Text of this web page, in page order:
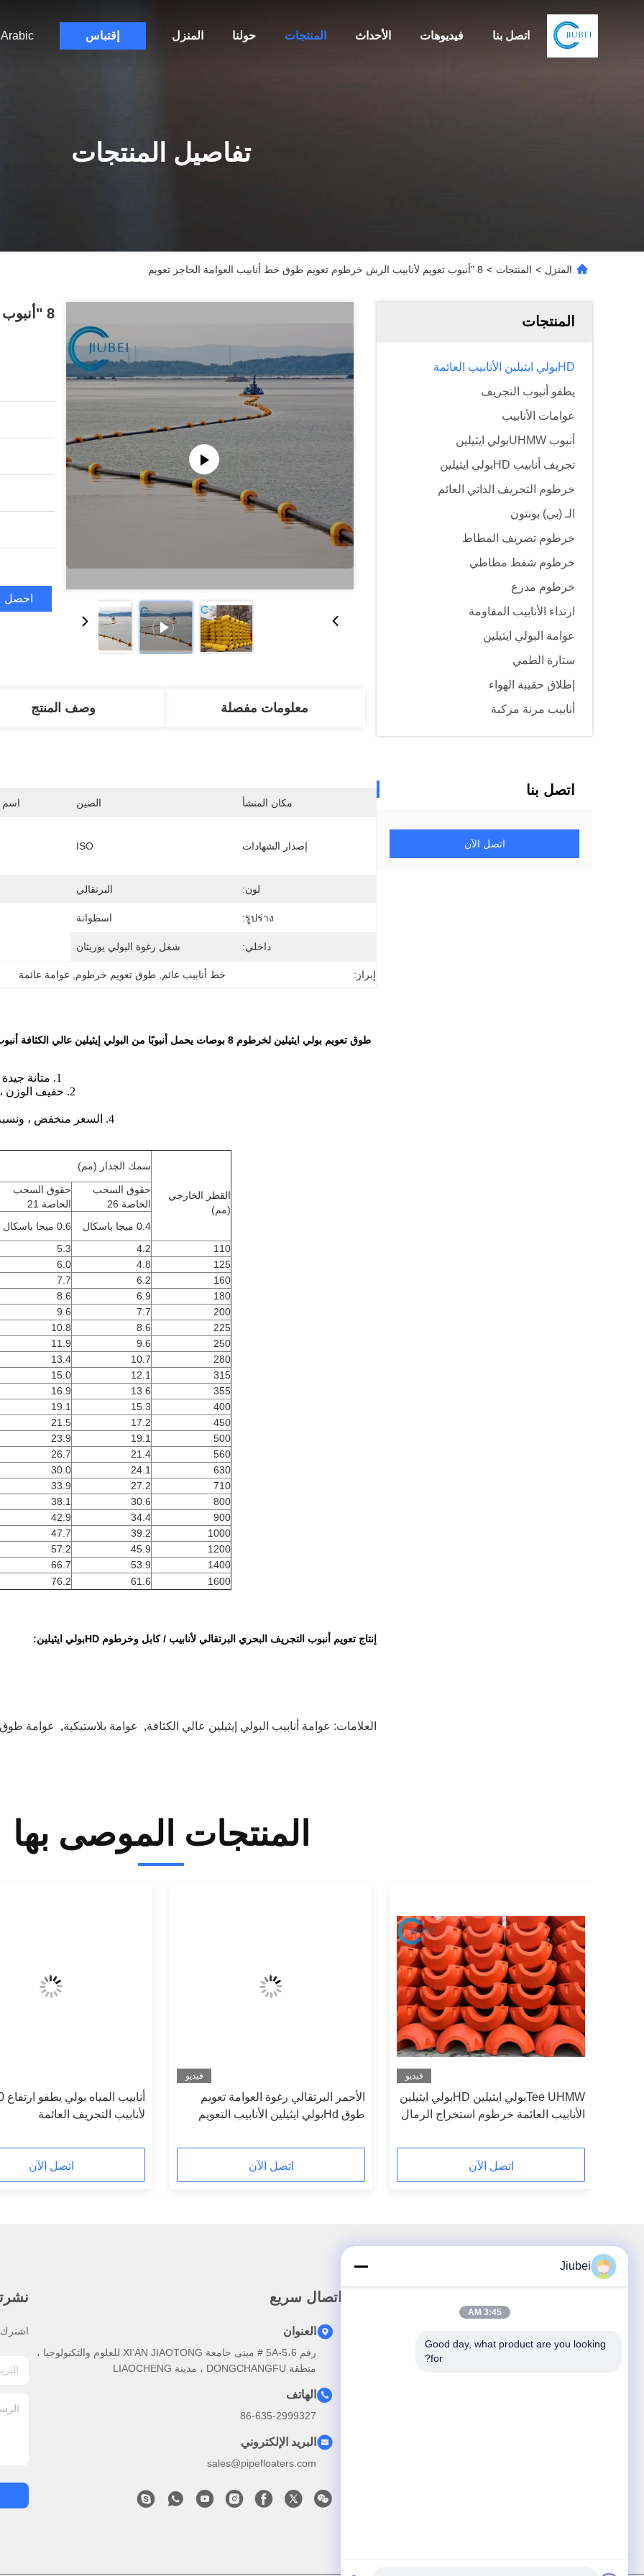
المنزل حولنا المنتجات الأحداث فيديوهات اتصل بنا إقتباس Arabic
تفاصيل المنتجات
المنزل > المنتجات > 8 "أنبوب تعويم لأنابيب الرش خرطوم تعويم طوق خط أنابيب العوامة الحاجز تعويم
المنتجات
HDبولي ايثيلين الأنابيب العائمة
يطفو أنبوب التجريف
عوامات الأنابيب
أنبوب UHMWبولي ايثيلين
تجريف أنابيب HDبولي ايثيلين
خرطوم التجريف الذاتي العائم
الـ (بي) بونتون
خرطوم تصريف المطاط
خرطوم شفط مطاطي
خرطوم مدرع
ارتداء الأنابيب المقاومة
عوامة البولي ايثيلين
ستارة الطمي
إطلاق حقيبة الهواء
أنابيب مرنة مركبة
اتصل بنا
اتصل الآن
8
احصل
معلومات مفصلة وصف المنتج
مكان المنشأ الصين اسم
إصدار الشهادات ISO
لون: البرتقالي
รูปร่าง: اسطوانة
داخلي: شغل رغوة البولي يوريثان
إبراز: خط أنابيب عائم , طوق تعويم خرطوم عوامة عائمة
طوق تعويم بولي ايثيلين لخرطوم 8 بوصات يحمل أنبوبًا من البولي إيثيلين عالي الكثافة أنبوب عائم أنبوب تجريف يطفو لسد النفط حاجز قمامة المياه
1. متانة جيدة ومقاومة تأثير ممتازة ، مناسبة خاصة للبناء البحري.
2. خفيف الوزن ، سهل التركيب والحمل ، وتكلفة نقل ونقل منخفضة.
4. السعر منخفض ، ونسبة الأداء إلى السعر أفضل بكثير من العوامة الفولاذية.
القطر الخارجي
(مم)
سمك الجدار (مم)
حقوق السحب
الخاصة 26
حقوق السحب
الخاصة 21
0.4 ميجا باسكال
0.6 ميجا باسكال
110
4.2
5.3
125
4.8
6.0
160
6.2
7.7
180
6.9
8.6
200
7.7
9.6
225
8.6
10.8
250
9.6
11.9
280
10.7
13.4
315
12.1
15.0
355
13.6
16.9
400
15.3
19.1
450
17.2
21.5
500
19.1
23.9
560
21.4
26.7
630
24.1
30.0
710
27.2
33.9
800
30.6
38.1
900
34.4
42.9
1000
39.2
47.7
1200
45.9
57.2
1400
53.9
66.7
1600
61.6
76.2
إنتاج تعويم أنبوب التجريف البحري البرتقالي لأنابيب / كابل وخرطوم HDبولي ايثيلين:
العلامات: عوامة أنابيب البولي إيثيلين عالي الكثافة, عوامة بلاستيكية, عوامة
المنتجات الموصى بها
فيديو
Tee UHMWبولي ايثيلين HDبولي ايثيلين
الأنابيب العائمة خرطوم استخراج الرمال
اتصل الآن
فيديو
الأحمر البرتقالي رغوة العوامة تعويم
طوق Hdبولي ايثيلين الأنابيب التعويم
اتصل الآن
لأنابيب التجريف العائمة
اتصل الآن
اتصال سريع
العنوان
رقم 5A-5،6 # مبنى جامعة XI’AN JIAOTONG للعلوم والتكنولوجيا ،
منطقة DONGCHANGFU ، مدينة LIAOCHENG
الهاتف
86-635-2999327
البريد الإلكتروني
sales@pipefloaters.com
اشترك
Jiubei
3:45 AM
Good day, what product are you looking
for?